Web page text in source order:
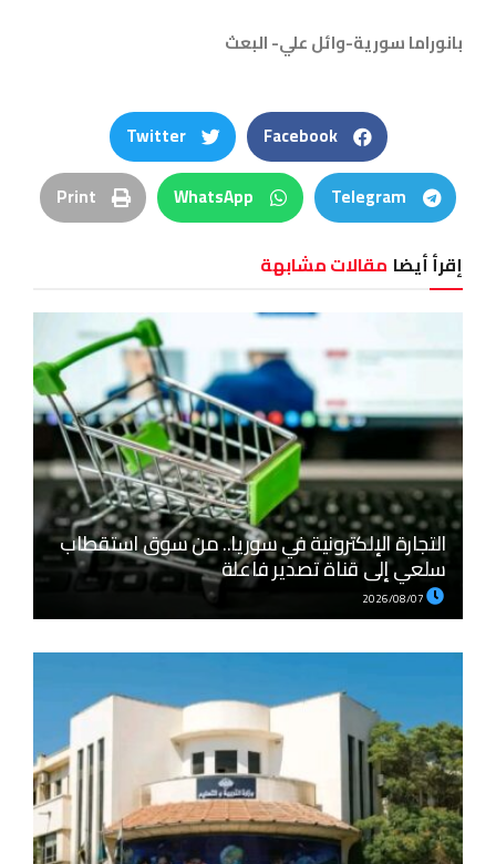
بانوراما سورية-وائل علي- البعث
Facebook
Twitter
Telegram
WhatsApp
Print
إقرأ أيضا مقالات مشابهة
التجارة الإلكترونية في سوريا.. من سوق استقطاب
سلعي إلى قناة تصدير فاعلة